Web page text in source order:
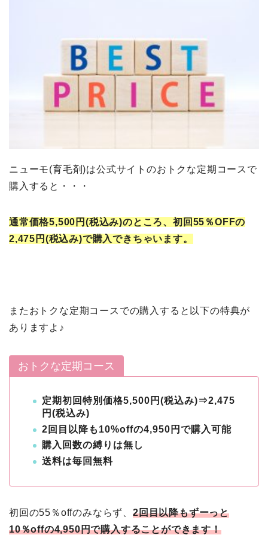
ニューモ(育毛剤)は公式サイトのおトクな定期コースで
購入すると・・・
通常価格5,500円(税込み)のところ、初回55 ％OFFの
2,475円(税込み)で購入できちゃいます。
またおトクな定期コースでの購入すると以下の特典が
ありますよ♪
おトクな定期コース
定期初回特別価格5,500円(税込み)⇒2,475
円(税込み)
2回目以降も10%offの4,950円で購入可能
購入回数の縛りは無し
送料は毎回無料
初回の55％offのみならず、 2回目以降もずーっと
10％offの4,950円で購入することができます！